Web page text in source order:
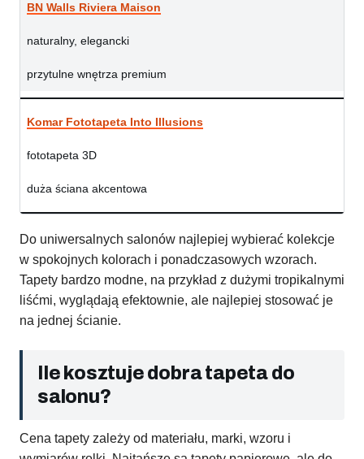
BN Walls Riviera Maison
naturalny, elegancki
przytulne wnętrza premium
Komar Fototapeta Into Illusions
fototapeta 3D
duża ściana akcentowa
Do uniwersalnych salonów najlepiej wybierać kolekcje
w spokojnych kolorach i ponadczasowych wzorach.
Tapety bardzo modne, na przykład z dużymi tropikalnymi
liśćmi, wyglądają efektownie, ale najlepiej stosować je
na jednej ścianie.
Ile kosztuje dobra tapeta do
salonu?
Cena tapety zależy od materiału, marki, wzoru i